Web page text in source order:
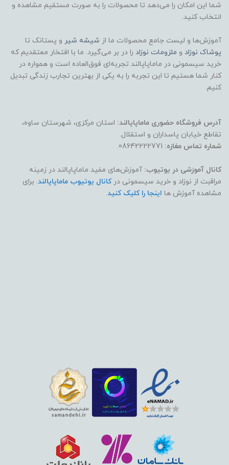
شما این امکان را می‌دهد تا محصولات را به صورت مستقیم مشاهده و
انتخاب کنید.
آموزش‌ها و لیست جامع محصولات ما از شیشه شیر و پستانک تا
پوشاک نوزاد و ملزومات نوزاد را در بر می‌گیرد. ما با افتخار معتقدیم که
خرید سیسمونی در ماماپاپالند تجربه‌ای فوق‌العاده است و همواره در
کنار شما هستیم تا این تجربه را به یکی از بهترین تجارب زندگی تبدیل
کنیم.
آدرس فروشگاه حضوری ماماپاپالند: استان مرکزی، شهرستان ساوه،
تقاطع خیابان پاسداران و استقلال.
شماره تماس مغازه:
کانال آموزشی در یوتیوب: آموزش‌های مفید ماماپاپالند در زمینه
مراقبت از نوزاد و خرید سیسمونی درکانال یوتیوب ماماپاپالند. برای
مشاهده آموزش ها اینجا را کلیک کنید.